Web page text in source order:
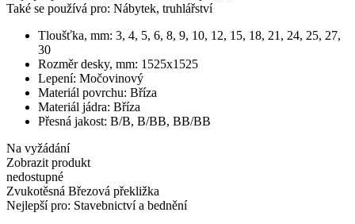
Také se používá pro: Nábytek, truhlářství
Tloušťka, mm: 3, 4, 5, 6, 8, 9, 10, 12, 15, 18, 21, 24, 25, 27,
30
Rozměr desky, mm: 1525x1525
Lepení: Močovinový
Materiál povrchu: Bříza
Materiál jádra: Bříza
Přesná jakost: B/B, B/BB, BB/BB
Na vyžádání
Zobrazit produkt
nedostupné
Zvukotěsná Březová překližka
Nejlepší pro: Stavebnictví a bednění